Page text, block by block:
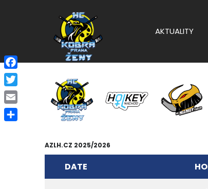
AKTUALITY
AZLH.CZ 2025/2026
DATE
Facebook
Twitter
Email